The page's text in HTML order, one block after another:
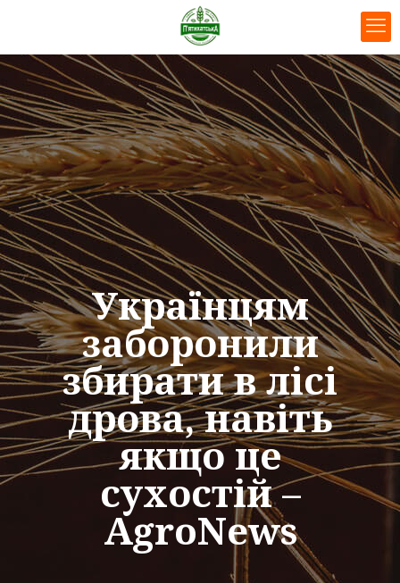
Українцям
заборонили
збирати в лісі
дрова, навіть
якщо це
сухостій –
AgroNews